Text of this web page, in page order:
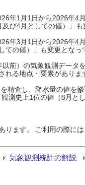
年1月1日から2026年4
び4月としての値）」も
年3月1日から2026年4
の値）」も変更とな
前）の気象観測データ
れる地点・要素がありま
精査し、降水量の値を
測史上1位の値（8月
ます。 ご利用の際に
気象観測統計の解説